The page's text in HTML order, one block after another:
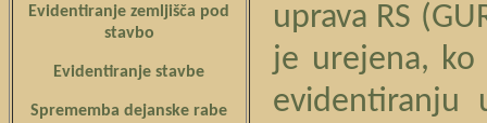
Evidentiranje zemljišča pod
stavbo
Evidentiranje stavbe
Sprememba dejanske rabe
uprava RS
je urejena, ko
evidentiranju